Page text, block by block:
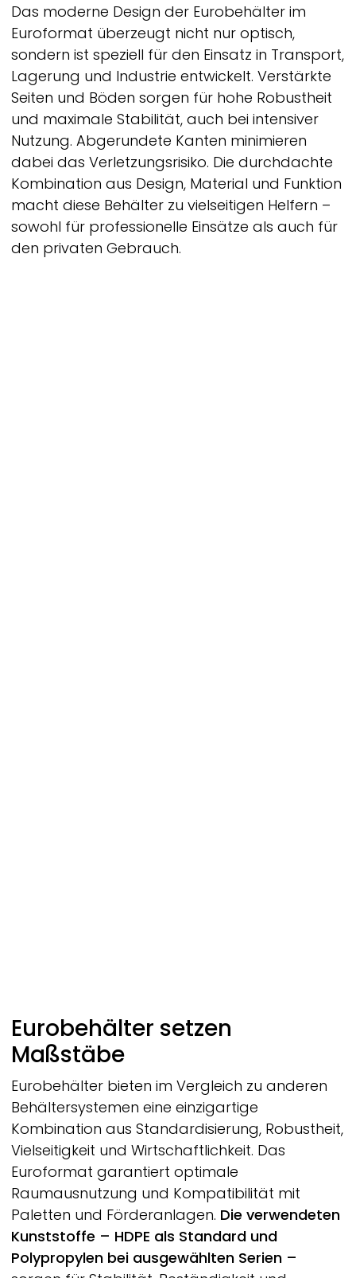
Das moderne Design der Eurobehälter im
Euroformat überzeugt nicht nur optisch,
sondern ist speziell für den Einsatz in Transport,
Lagerung und Industrie entwickelt. Verstärkte
Seiten und Böden sorgen für hohe Robustheit
und maximale Stabilität, auch bei intensiver
Nutzung. Abgerundete Kanten minimieren
dabei das Verletzungsrisiko. Die durchdachte
Kombination aus Design, Material und Funktion
macht diese Behälter zu vielseitigen Helfern –
sowohl für professionelle Einsätze als auch für
den privaten Gebrauch.
Eurobehälter setzen
Maßstäbe
Eurobehälter bieten im Vergleich zu anderen
Behältersystemen eine einzigartige
Kombination aus Standardisierung, Robustheit,
Vielseitigkeit und Wirtschaftlichkeit. Das
Euroformat garantiert optimale
Raumausnutzung und Kompatibilität mit
Paletten und Förderanlagen. Die verwendeten
Kunststoffe – HDPE als Standard und
Polypropylen bei ausgewählten Serien –